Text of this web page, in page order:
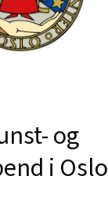
og
i Oslo